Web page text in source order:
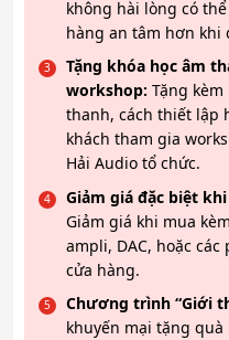
không hài lòng có
hàng an tâm hơn khi
Tặng khóa học âm
workshop: Tặng
thanh, cách thiết lập
khách tham gia
Hải Audio tổ chức.
Giảm giá đặc biệt
Giảm giá khi mua
ampli, DAC, hoặc
cửa hàng.
Chương trình “Giới
khuyến mại tặng